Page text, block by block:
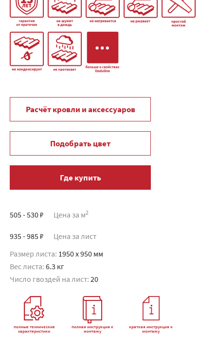
Расчёт кровли и аксессуаров
Подобрать цвет
Где купить
505 - 530 ₽ Цена за м2
935 - 985 ₽ Цена за лист
Размер листа: 1950 x 950 мм
Вес листа: 6.3 кг
Число гвоздей на лист: 20
полные технические
характеристики
полная инструкция к
монтажу
краткая инструкция к
монтажу